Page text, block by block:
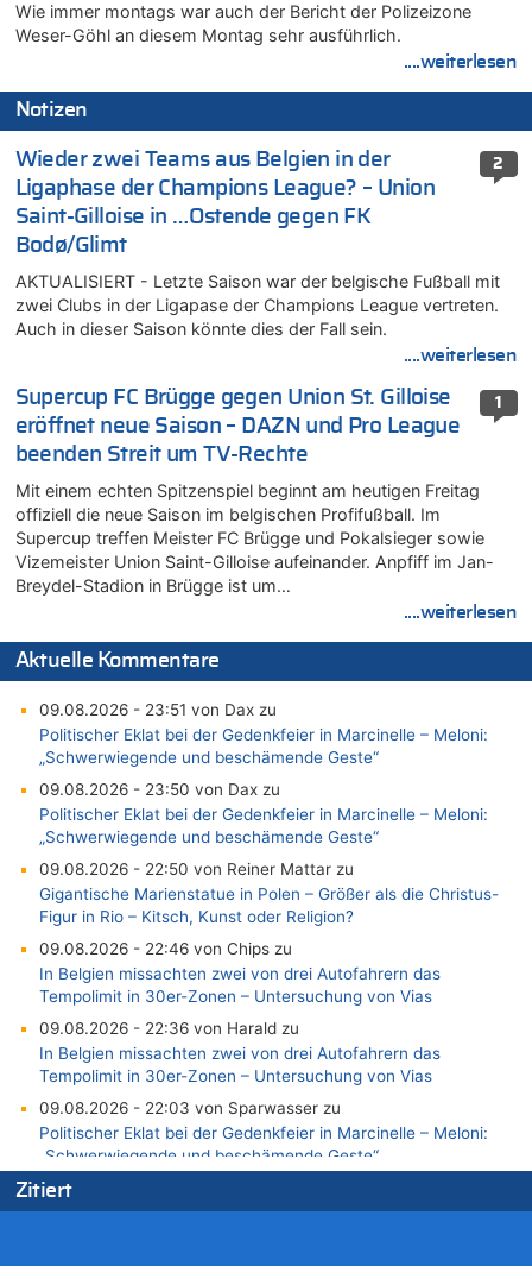
Wie immer montags war auch der Bericht der Polizeizone
Weser-Göhl an diesem Montag sehr ausführlich.
....weiterlesen
Notizen
2
Wieder zwei Teams aus Belgien in der
Ligaphase der Champions League? – Union
Saint-Gilloise in …Ostende gegen FK
Bodø/Glimt
AKTUALISIERT - Letzte Saison war der belgische Fußball mit
zwei Clubs in der Ligapase der Champions League vertreten.
Auch in dieser Saison könnte dies der Fall sein.
....weiterlesen
1
Supercup FC Brügge gegen Union St. Gilloise
eröffnet neue Saison – DAZN und Pro League
beenden Streit um TV-Rechte
Mit einem echten Spitzenspiel beginnt am heutigen Freitag
offiziell die neue Saison im belgischen Profifußball. Im
Supercup treffen Meister FC Brügge und Pokalsieger sowie
Vizemeister Union Saint-Gilloise aufeinander. Anpfiff im Jan-
Breydel-Stadion in Brügge ist um…
....weiterlesen
Aktuelle Kommentare
09.08.2026 - 23:51 von Dax zu
Politischer Eklat bei der Gedenkfeier in Marcinelle – Meloni:
„Schwerwiegende und beschämende Geste“
09.08.2026 - 23:50 von Dax zu
Politischer Eklat bei der Gedenkfeier in Marcinelle – Meloni:
„Schwerwiegende und beschämende Geste“
09.08.2026 - 22:50 von Reiner Mattar zu
Gigantische Marienstatue in Polen – Größer als die Christus-
Figur in Rio – Kitsch, Kunst oder Religion?
09.08.2026 - 22:46 von Chips zu
In Belgien missachten zwei von drei Autofahrern das
Tempolimit in 30er-Zonen – Untersuchung von Vias
09.08.2026 - 22:36 von Harald zu
In Belgien missachten zwei von drei Autofahrern das
Tempolimit in 30er-Zonen – Untersuchung von Vias
09.08.2026 - 22:03 von Sparwasser zu
Politischer Eklat bei der Gedenkfeier in Marcinelle – Meloni:
„Schwerwiegende und beschämende Geste“
09.08.2026 - 21:55 von Richtig zu
Leipzig, Mechernich und die Frage: Wer steckt hinter den
Zitiert